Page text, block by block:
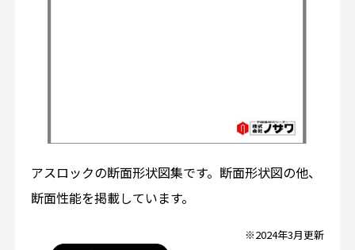
アスロックの断面形状図集です。断面形状図の他、
断面性能を掲載しています。
※2024年3月更新